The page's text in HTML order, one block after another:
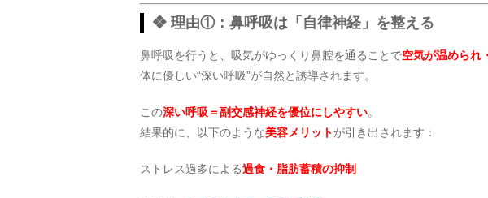
❖ 理由①：鼻呼吸は「自律神経」を整える
鼻呼吸を行うと、吸気がゆっくり鼻腔を通ることで空気が温められ
体に優しい“深い呼吸”が自然と誘導されます。
この深い呼吸＝副交感神経を優位にしやすい。
結果的に、以下のような美容メリットが引き出されます：
ストレス過多による過食・脂肪蓄積の抑制